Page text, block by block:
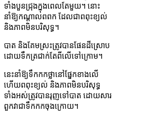
ទាំងបួនជ្រុងក្នុងពេលតែមួយ។ នោះ
នាំឱ្យកណ្តាលពពក ដែលជាពពុះខ្យល់
និងភាពមិនបរិសុទ្ធ។
បាត និង​គែម​ស្រះ​ត្រូវ​បាន​ផែនដី​ស្រោប​
ដោយ​ទឹក​ត្រជាក់​តែ​ពី​លើ​ទៅ​ក្រោម។
នេះនាំឱ្យទឹកកកថ្លានៅផ្នែកខាងលើ
ហើយពពុះខ្យល់ និងភាពមិនបរិសុទ្ធ
ទាំងអស់ត្រូវបានរុញទៅបាត ដោយសារ
ពួកវាជាទឹកកកចុងក្រោយ។